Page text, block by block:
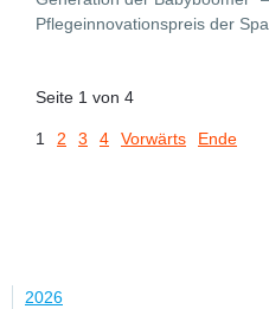
Pflegeinnovationspreis der
Seite 1 von 4
1 2 3 4 Vorwärts Ende
2026